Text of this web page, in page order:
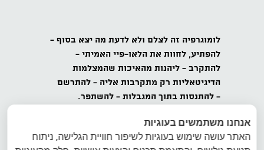
לומוגרפיה זה לצלם ולא לדעת מה יצא בסוף -
להפתיע, לחוות את הלאו-פיי האמיתי -
להתקרב - ליהנות מהאיכות שהמצלמות
הדיגיטאליות רק מתקרבות אליה - להתרשם
- להתנסות בתוך המגבלות - להשתפר.
כל הזכויות שמורות לאינטרפוטו, לומוגרפיה
ישראל, ט.ל.ח.
אנחנו משתמשים בעוגיות
האתר עושה שימוש בעוגיות לשיפור חוויית הגלישה, ניתוח